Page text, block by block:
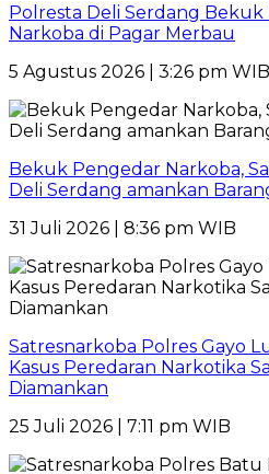
Polresta Deli Serdang
Narkoba di Pagar Merbau
5 Agustus 2026 | 3:26 pm WIB
Bekuk Pengedar Narkoba,
Deli Serdang amankan
31 Juli 2026 | 8:36 pm WIB
Satresnarkoba Polres Gayo
Kasus Peredaran Narkotika
Diamankan
25 Juli 2026 | 7:11 pm WIB